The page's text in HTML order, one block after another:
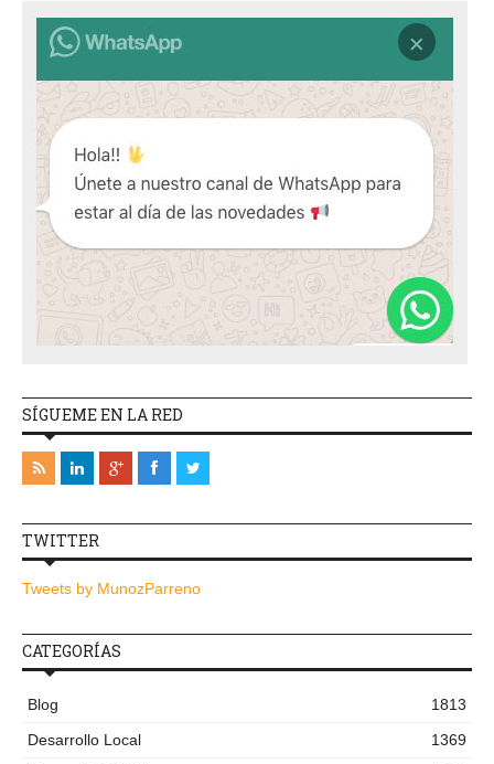
SÍGUEME EN LA RED
TWITTER
Tweets by MunozParreno
CATEGORÍAS
Blog
1813
Desarrollo Local
1369